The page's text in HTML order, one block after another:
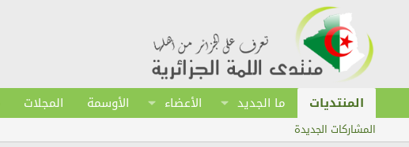
المنتديات ما الجديد الأعضاء الأوسمة المجلات
المشاركات الجديدة